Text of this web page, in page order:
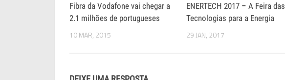
Fibra da Vodafone vai chegar a
2.1 milhões de portugueses
10 MAR, 2015
ENERTECH 2017 – A Feira das
Tecnologias para a Energia
29 JAN, 2017